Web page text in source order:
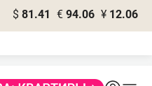
$ 81.41 € 94.06 ¥ 12.06